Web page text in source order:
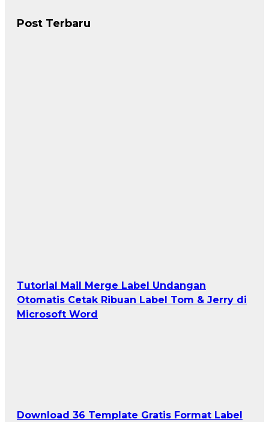
Post Terbaru
Tutorial Mail Merge Label Undangan
Otomatis Cetak Ribuan Label Tom & Jerry di
Microsoft Word
Download 36 Template Gratis Format Label